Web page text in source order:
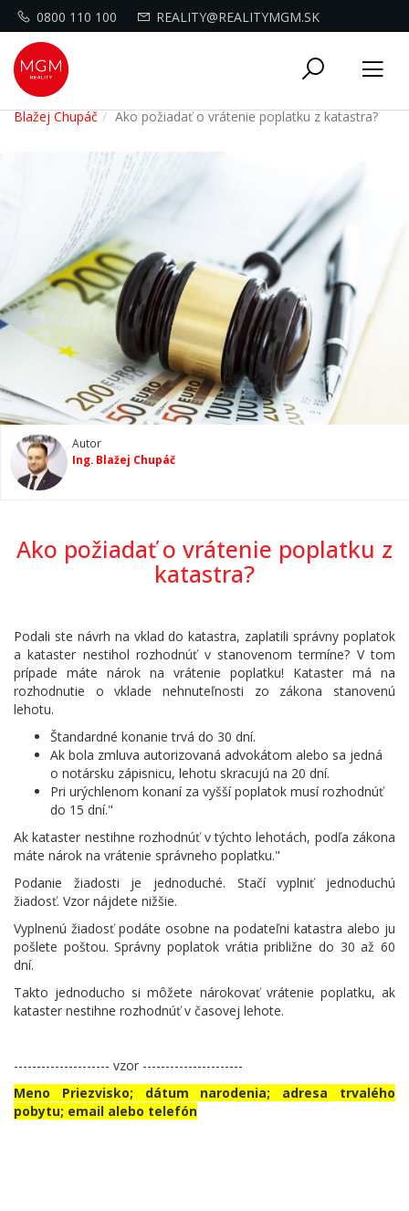
0800 110 100 REALITY@REALITYMGM.SK
Toggle
Blažej Chupáč Ako požiadať o vrátenie poplatku z katastra?
Autor
Ing. Blažej Chupáč
Ako požiadať o vrátenie poplatku z
katastra?
Podali ste návrh na vklad do katastra, zaplatili správny poplatok
a kataster nestihol rozhodnúť v stanovenom termíne? V tom
prípade máte nárok na vrátenie poplatku! Kataster má na
rozhodnutie o vklade nehnuteľnosti zo zákona stanovenú
lehotu.
Štandardné konanie trvá do 30 dní.
Ak bola zmluva autorizovaná advokátom alebo sa jedná
o notársku zápisnicu, lehotu skracujú na 20 dní.
Pri urýchlenom konaní za vyšší poplatok musí rozhodnúť
do 15 dní."
Ak kataster nestihne rozhodnúť v týchto lehotách, podľa zákona
máte nárok na vrátenie správneho poplatku."
Podanie žiadosti je jednoduché. Stačí vyplniť jednoduchú
žiadosť. Vzor nájdete nižšie.
Vyplnenú žiadosť podáte osobne na podateľni katastra alebo ju
pošlete poštou. Správny poplatok vrátia približne do 30 až 60
dní.
Takto jednoducho si môžete nárokovať vrátenie poplatku, ak
kataster nestihne rozhodnúť v časovej lehote.
--------------------- vzor ----------------------
Meno Priezvisko; dátum narodenia; adresa trvalého
pobytu; email alebo telefón